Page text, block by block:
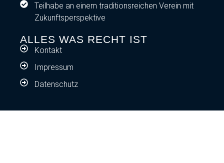
Teilhabe an einem traditionsreichen Verein mit
Zukunftsperspektive
ALLES WAS RECHT IST
Kontakt
Impressum
Datenschutz